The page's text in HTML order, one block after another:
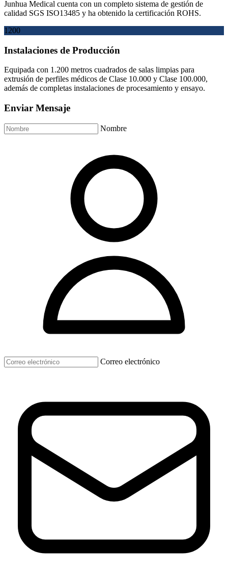
Junhua Medical cuenta con un completo sistema de gestión de
calidad SGS ISO13485 y ha obtenido la certificación ROHS.
1200
Instalaciones de Producción
Equipada con 1.200 metros cuadrados de salas limpias para
extrusión de perfiles médicos de Clase 10.000 y Clase 100.000,
además de completas instalaciones de procesamiento y ensayo.
Enviar Mensaje
Nombre
Correo electrónico